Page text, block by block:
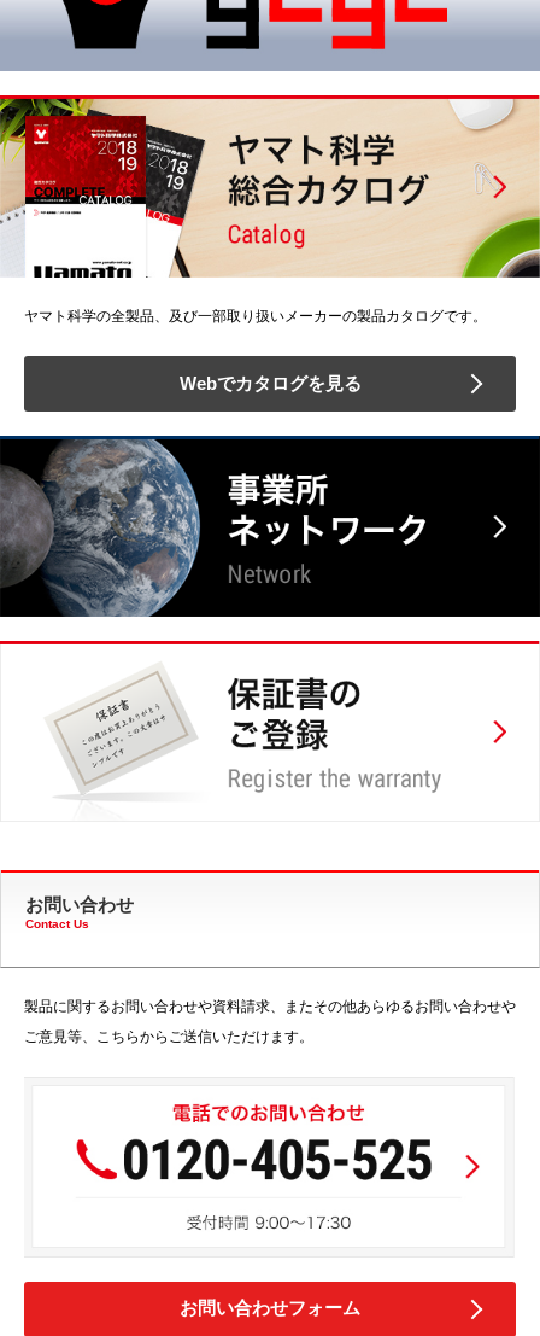
ヤマト科学の全製品、及び一部取り扱いメーカーの製品カタログです。
Webでカタログを見る
お問い合わせ
Contact Us
製品に関するお問い合わせや資料請求、またその他あらゆるお問い合わせや
ご意見等、こちらからご送信いただけます。
お問い合わせフォーム